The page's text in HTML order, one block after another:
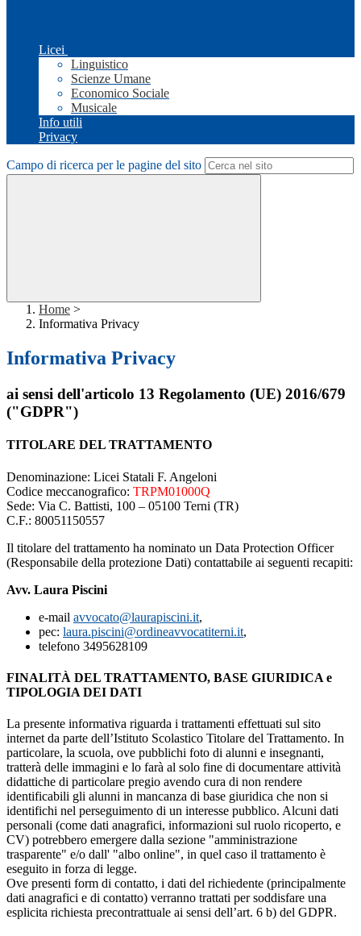
Licei
Linguistico
Scienze Umane
Economico Sociale
Musicale
Info utili
Privacy
Campo di ricerca per le pagine del sito
Home >
Informativa Privacy
Informativa Privacy
ai sensi dell'articolo 13 Regolamento (UE) 2016/679
("GDPR")
TITOLARE DEL TRATTAMENTO
Denominazione: Licei Statali F. Angeloni
Codice meccanografico: TRPM01000Q
Sede: Via C. Battisti, 100 – 05100 Terni (TR)
C.F.: 80051150557
Il titolare del trattamento ha nominato un Data Protection Officer
(Responsabile della protezione Dati) contattabile ai seguenti recapiti:
Avv. Laura Piscini
e-mail avvocato@laurapiscini.it,
pec: laura.piscini@ordineavvocatiterni.it,
telefono 3495628109
FINALITÀ DEL TRATTAMENTO, BASE GIURIDICA e
TIPOLOGIA DEI DATI
La presente informativa riguarda i trattamenti effettuati sul sito
internet da parte dell’Istituto Scolastico Titolare del Trattamento. In
particolare, la scuola, ove pubblichi foto di alunni e insegnanti,
tratterà delle immagini e lo farà al solo fine di documentare attività
didattiche di particolare pregio avendo cura di non rendere
identificabili gli alunni in mancanza di base giuridica che non si
identifichi nel perseguimento di un interesse pubblico. Alcuni dati
personali (come dati anagrafici, informazioni sul ruolo ricoperto, e
CV) potrebbero emergere dalla sezione "amministrazione
trasparente" e/o dall' "albo online", in quel caso il trattamento è
eseguito in forza di legge.
Ove presenti form di contatto, i dati del richiedente (principalmente
dati anagrafici e di contatto) verranno trattati per soddisfare una
esplicita richiesta precontrattuale ai sensi dell’art. 6 b) del GDPR.